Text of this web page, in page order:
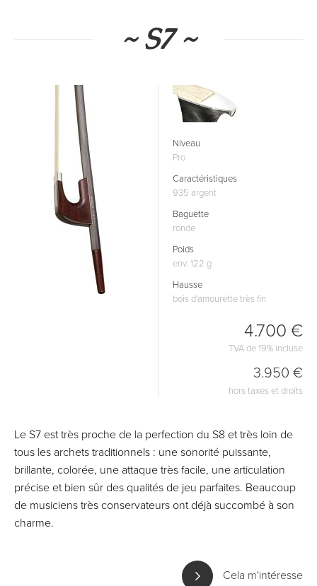
~ S7 ~
Niveau
Pro
Caractéristiques
935 argent
Baguette
ronde
Poids
env. 122 g
Hausse
bois d'amourette très fin
4.700 €
TVA de 19% incluse
3.950 €
hors taxes et droits
Le S7 est très proche de la perfection du S8 et très loin de
tous les archets traditionnels : une sonorité puissante,
brillante, colorée, une attaque très facile, une articulation
précise et bien sûr des qualités de jeu parfaites. Beaucoup
de musiciens très conservateurs ont déjà succombé à son
charme.
Cela m'intéresse